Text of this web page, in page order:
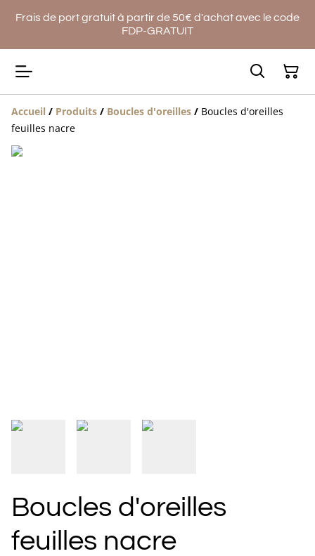
Frais de port gratuit à partir de 50€ d'achat avec le code
FDP-GRATUIT
Accueil / Produits / Boucles d'oreilles / Boucles d'oreilles
feuilles nacre
Boucles d'oreilles
feuilles nacre